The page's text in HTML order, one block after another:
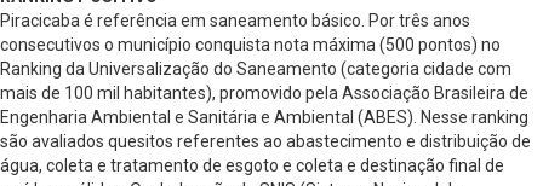
Piracicaba é referência em saneamento básico. Por três anos
consecutivos o município conquista nota máxima (500 pontos) no
Ranking da Universalização do Saneamento (categoria cidade com
mais de 100 mil habitantes), promovido pela Associação Brasileira de
Engenharia Ambiental e Sanitária e Ambiental (ABES). Nesse ranking
são avaliados quesitos referentes ao abastecimento e distribuição de
água, coleta e tratamento de esgoto e coleta e destinação final de